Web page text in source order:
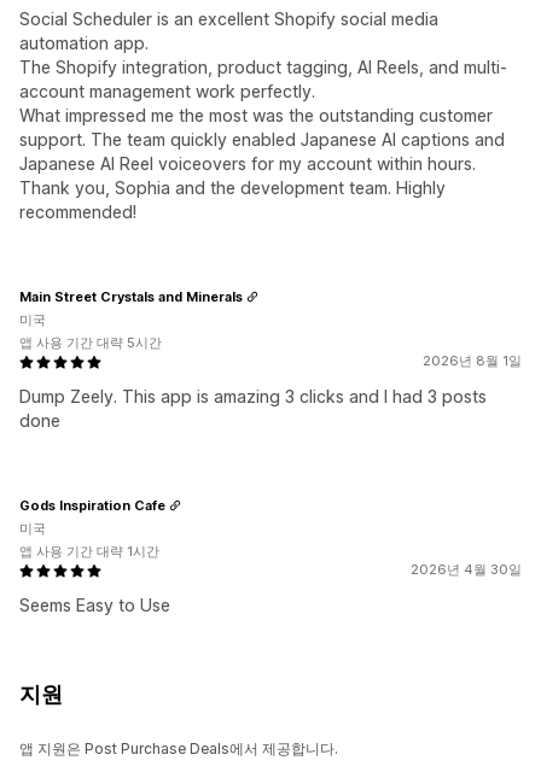
Social Scheduler is an excellent Shopify social media
automation app.
The Shopify integration, product tagging, AI Reels, and multi-
account management work perfectly.
What impressed me the most was the outstanding customer
support. The team quickly enabled Japanese AI captions and
Japanese AI Reel voiceovers for my account within hours.
Thank you, Sophia and the development team. Highly
recommended!
2026년 8월 1일
Dump Zeely. This app is amazing 3 clicks and I had 3 posts
done
Main Street Crystals and Minerals
미국
앱 사용 기간 대략 5시간
2026년 4월 30일
Seems Easy to Use
Gods Inspiration Cafe
미국
앱 사용 기간 대략 1시간
지원
앱 지원은 Post Purchase Deals에서 제공합니다.